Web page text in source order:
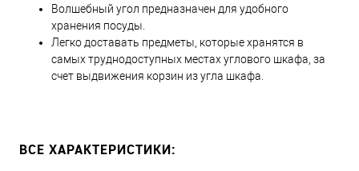
Волшебный угол предназначен для удобного
хранения посуды.
Легко доставать предметы, которые хранятся в
самых труднодоступных местах углового шкафа, за
счет выдвижения корзин из угла шкафа.
ВСЕ ХАРАКТЕРИСТИКИ: